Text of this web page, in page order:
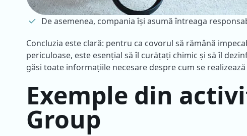
De asemenea, compania își asumă întreaga
Concluzia este clară: pentru ca covorul să rămână
periculoase, este esențial să îl curățați chimic și să îl
găsi toate informațiile necesare despre cum se realizează
Exemple din
Group